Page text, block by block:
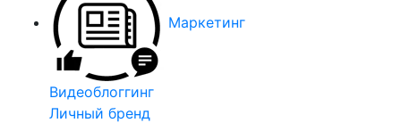
Маркетинг
Видеоблоггинг
Личный бренд